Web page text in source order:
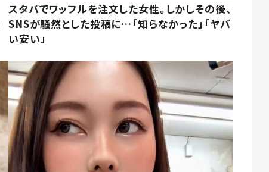
スタバでワッフルを注文した女性。しかしその後、
SNSが騒然とした投稿に…「知らなかった」「ヤバ
い安い」